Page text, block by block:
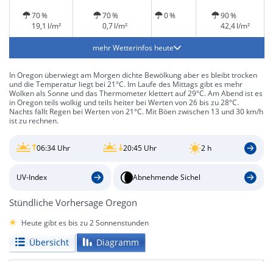
70 %
19,1 l/m²
70 %
0,7 l/m²
0 %
90 %
42,4 l/m²
mehr Wetterinfos heute
In Oregon überwiegt am Morgen dichte Bewölkung aber es bleibt trocken
und die Temperatur liegt bei 21°C. Im Laufe des Mittags gibt es mehr
Wolken als Sonne und das Thermometer klettert auf 29°C. Am Abend ist es
in Oregon teils wolkig und teils heiter bei Werten von 26 bis zu 28°C.
Nachts fällt Regen bei Werten von 21°C. Mit Böen zwischen 13 und 30 km/h
ist zu rechnen.
06:34 Uhr 20:45 Uhr 2 h
UV-Index Abnehmende Sichel
Stündliche Vorhersage Oregon
Heute gibt es bis zu 2 Sonnenstunden
Übersicht Diagramm